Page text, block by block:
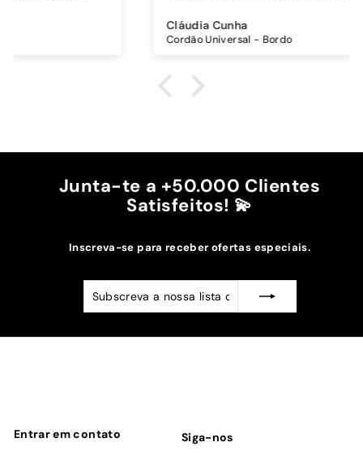
Comprei também um cordão à parte para
pendurar o telemóvel e como a capa é dura o
é top, eu não uso no máximo e ele passa me a
Cordão Universal - Bordo
Junta-te a +50.000 Clientes
Satisfeitos! 💫
Inscreva-se para receber ofertas especiais.
Subscreva
a
Subscrever
Entrar em contato Siga-nos